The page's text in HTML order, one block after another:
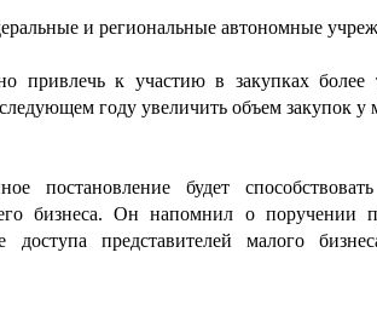
и региональные автономные
привлечь к участию в закупках
году увеличить объем закупок у
постановление будет
бизнеса. Он напомнил о поручении
представителей малого